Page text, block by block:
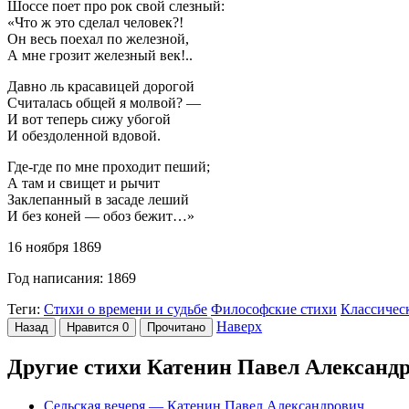
Шоссе поет про рок свой слезный:
«Что ж это сделал человек?!
Он весь поехал по железной,
А мне грозит железный век!..
Давно ль красавицей дорогой
Считалась общей я молвой? —
И вот теперь сижу убогой
И обездоленной вдовой.
Где-где по мне проходит пеший;
А там и свищет и рычит
Заклепанный в засаде леший
И без коней — обоз бежит…»
16 ноября 1869
Год написания: 1869
Теги: Стихи о времени и судьбе Философские стихи
Назад Нравится 0 Прочитано Наверх
Другие стихи Катенин Павел
Сельская вечеря — Катенин Павел Александрович